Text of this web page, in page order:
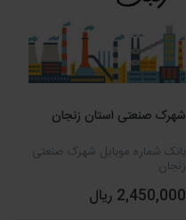
شهرک صنعتی استان زنجان
بانک شماره موبایل شهرک صنعتی
زنجان
2,450,000 ریال